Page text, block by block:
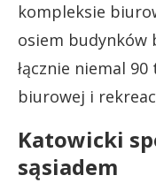
kompleksie
osiem budynków
łącznie niemal
biurowej i
Katowicki
sąsiadem